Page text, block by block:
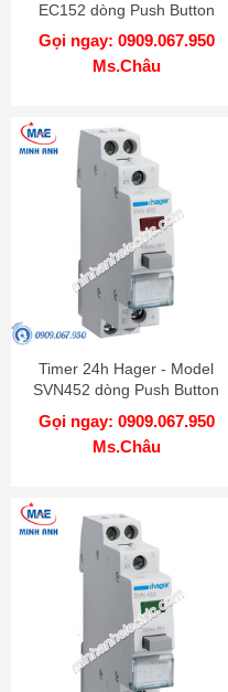
EC152 dòng Push Button
Gọi ngay: 0909.067.950
Ms.Châu
Timer 24h Hager - Model
SVN452 dòng Push Button
Gọi ngay: 0909.067.950
Ms.Châu